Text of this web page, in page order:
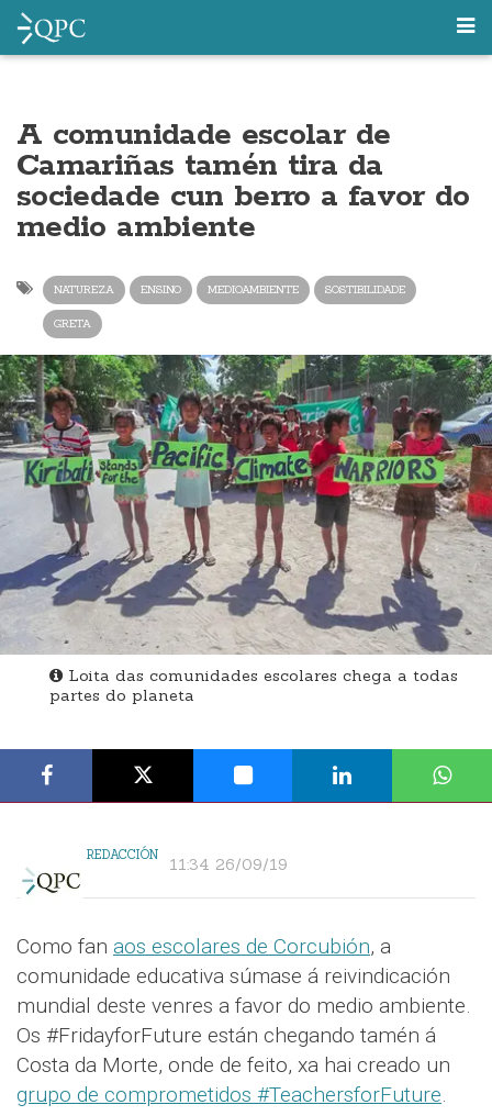
A comunidade escolar de
Camariñas tamén tira da
sociedade cun berro a favor do
medio ambiente
NATUREZA ENSINO MEDIOAMBIENTE SOSTIBILIDADE
GRETA
Loita das comunidades escolares chega a todas
partes do planeta
REDACCIÓN 11:34 26/09/19
Como fan aos escolares de Corcubión, a
comunidade educativa súmase á reivindicación
mundial deste venres a favor do medio ambiente.
Os #FridayforFuture están chegando tamén á
Costa da Morte, onde de feito, xa hai creado un
grupo de comprometidos #TeachersforFuture.